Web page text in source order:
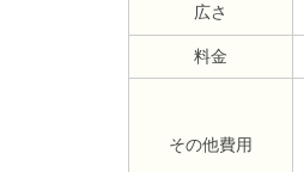
広さ
料金
その他費用